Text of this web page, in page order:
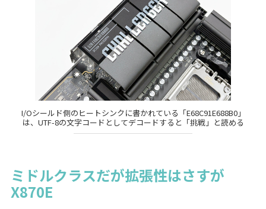
I/Oシールド側のヒートシンクに書かれている「E68C91E688B0」
は、UTF-8の文字コードとしてデコードすると「挑戦」と読める
ミドルクラスだが拡張性はさすが
X870E